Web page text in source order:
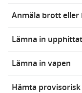
Anmäla brott
Lämna in
Lämna in vapen
Hämta